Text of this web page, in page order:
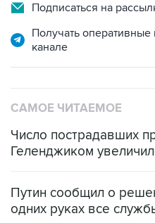
Подписаться на
Получать
канале
САМОЕ ЧИТАЕМОЕ
Число пострадавших
Геленджиком
Путин сообщил о
одних руках все